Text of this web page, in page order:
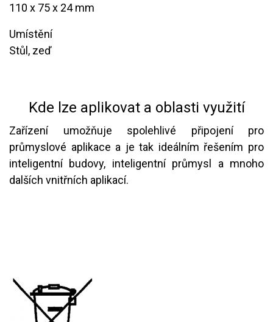
​110 x 75 x 24 mm
Umístění
​Stůl, zeď
Kde lze aplikovat a oblasti využití
Zařízení umožňuje spolehlivé připojení pro
průmyslové aplikace a je tak ideálním řešením pro
inteligentní budovy, inteligentní průmysl a mnoho
dalších vnitřních aplikací.